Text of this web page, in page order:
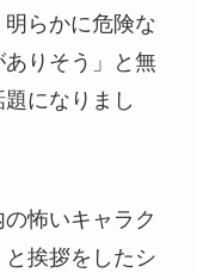
明らかに危険な
りそう」と無
になりまし
怖いキャラク
挨拶をしたシ